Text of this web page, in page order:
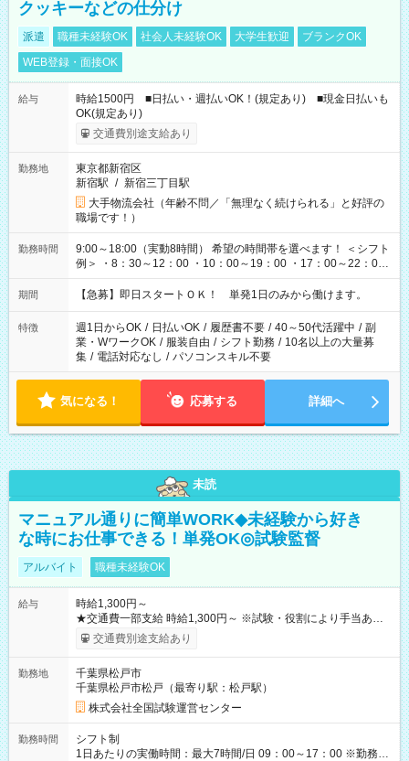
クッキーなどの仕分け
派遣 職種未経験OK 社会人未経験OK 大学生歓迎
ブランクOK
WEB登録・面接OK
給与
時給1500円 ■日払い・週払いOK！(規定あり) ■現金日払いも
OK(規定あり)
交通費別途支給あり
勤務地
東京都新宿区
新宿駅 / 新宿三丁目駅
大手物流会社（年齢不問／「無理なく続けられる」と好評の
職場です！）
勤務時間
9:00～18:00（実動8時間） 希望の時間帯を選べます！ ＜シフト
例＞ ・8：30～12：00 ・10：00～19：00 ・17：00～22：00
・13：00～22：00 ・22：00～翌6：00 など
期間 【急募】即日スタートＯＫ！ 単発1日のみから働けます。
特徴 週1日からOK / 日払いOK / 履歴書不要 / 40～50代活躍中 / 副
業・WワークOK / 服装自由 / シフト勤務 / 10名以上の大量募
集 / 電話対応なし / パソコンスキル不要
気になる！ 応募する 詳細へ
未読
マニュアル通りに簡単WORK◆未経験から好き
な時にお仕事できる！単発OK◎試験監督
アルバイト 職種未経験OK
給与
時給1,300円～
★交通費一部支給 時給1,300円～ ※試験・役割により手当あり
※勤務回数により昇給あり 【即給（前払い）オプションあ
り！】 希望される場合、勤務から1週間ほどで給与の一部を受け
例】 ・河合塾模擬試験 8:30～17:30（休憩1時間） 時給1,300円
×8時間＝日収10,400円＋交通費 ※当日の役割により時給＋100
円の場合あり ・国家試験 7:00～13:30（休憩なし） 時給1,300
円（役割手当＋100円）×6時間＝日収8,400円＋交通費 【試用期
間】試用期間なし
交通費別途支給あり
勤務地
千葉県松戸市
千葉県松戸市松戸（最寄り駅：松戸駅）
株式会社全国試験運営センター
勤務時間
シフト制
1日あたりの実働時間：最大7時間/日 09：00～17：00 ※勤務時